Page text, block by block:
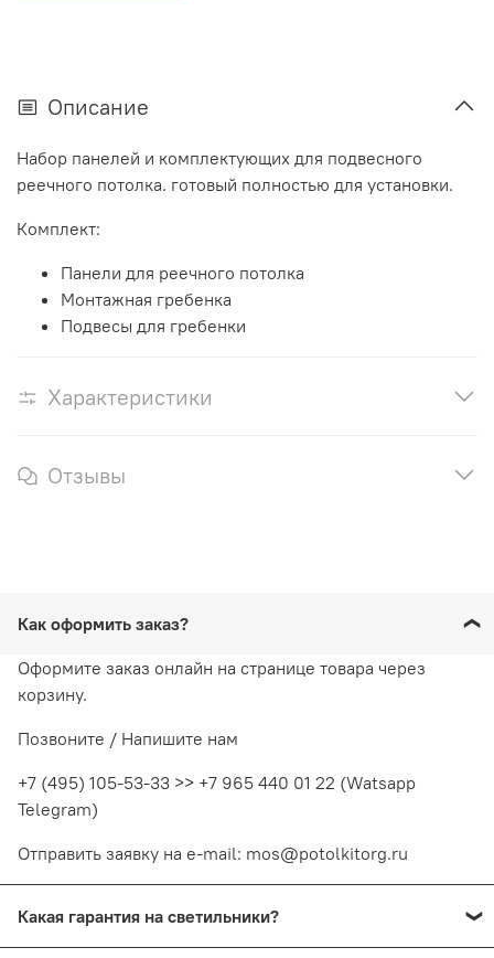
Описание
Набор панелей и комплектующих для подвесного
реечного потолка. готовый полностью для установки.
Комплект:
Панели для реечного потолка
Монтажная гребенка
Подвесы для гребенки
Характеристики
Отзывы
Как оформить заказ?
Оформите заказ онлайн на странице товара через
корзину.
Позвоните / Напишите нам
+7 (495) 105-53-33 >> +7 965 440 01 22 (Watsapp
Telegram)
Отправить заявку на e-mail: mos@potolkitorg.ru
Какая гарантия на светильники?